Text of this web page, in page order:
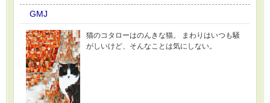
GMJ
猫のコタローはのんきな猫。 まわりはいつも騒
がしいけど、そんなことは気にしない。